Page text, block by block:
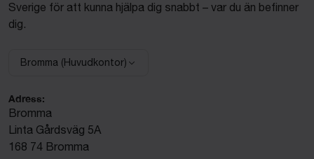
Sverige för att kunna hjälpa dig snabbt – var du än befinner
dig.
Välj anläggning:
Bromma (Huvudkontor)
Adress:
Bromma
Linta Gårdsväg 5A
168 74 Bromma